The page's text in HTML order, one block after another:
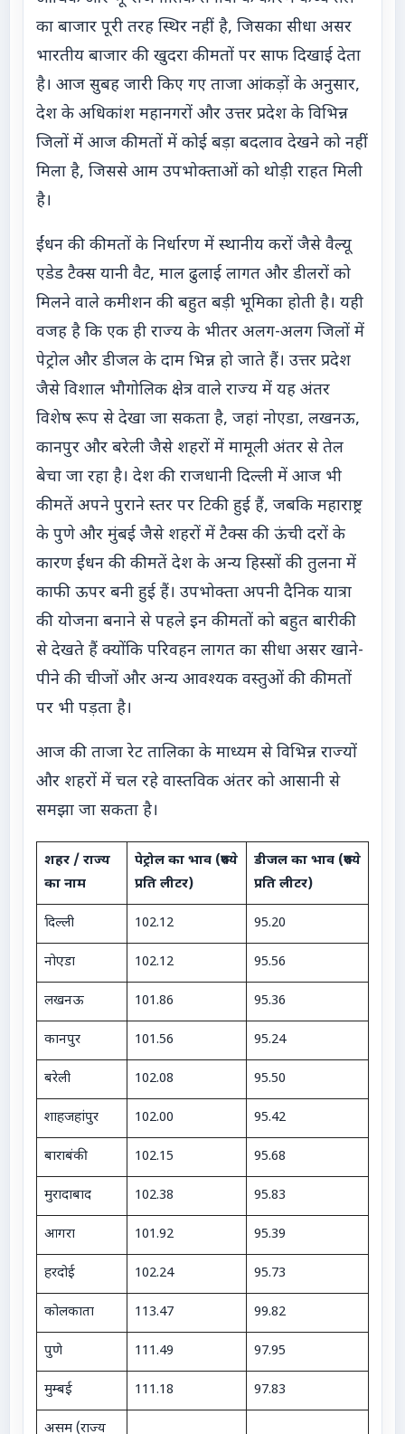
का बाजार पूरी तरह स्थिर नहीं है, जिसका सीधा असर
भारतीय बाजार की खुदरा कीमतों पर साफ दिखाई देता
है। आज सुबह जारी किए गए ताजा आंकड़ों के अनुसार,
देश के अधिकांश महानगरों और उत्तर प्रदेश के विभिन्न
जिलों में आज कीमतों में कोई बड़ा बदलाव देखने को नहीं
मिला है, जिससे आम उपभोक्ताओं को थोड़ी राहत मिली
है।
ईंधन की कीमतों के निर्धारण में स्थानीय करों जैसे वैल्यू
एडेड टैक्स यानी वैट, माल ढुलाई लागत और डीलरों को
मिलने वाले कमीशन की बहुत बड़ी भूमिका होती है। यही
वजह है कि एक ही राज्य के भीतर अलग-अलग जिलों में
पेट्रोल और डीजल के दाम भिन्न हो जाते हैं। उत्तर प्रदेश
जैसे विशाल भौगोलिक क्षेत्र वाले राज्य में यह अंतर
विशेष रूप से देखा जा सकता है, जहां नोएडा, लखनऊ,
कानपुर और बरेली जैसे शहरों में मामूली अंतर से तेल
बेचा जा रहा है। देश की राजधानी दिल्ली में आज भी
कीमतें अपने पुराने स्तर पर टिकी हुई हैं, जबकि महाराष्ट्र
के पुणे और मुंबई जैसे शहरों में टैक्स की ऊंची दरों के
कारण ईंधन की कीमतें देश के अन्य हिस्सों की तुलना में
काफी ऊपर बनी हुई हैं। उपभोक्ता अपनी दैनिक यात्रा
की योजना बनाने से पहले इन कीमतों को बहुत बारीकी
से देखते हैं क्योंकि परिवहन लागत का सीधा असर खाने-
पीने की चीजों और अन्य आवश्यक वस्तुओं की कीमतों
पर भी पड़ता है।
आज की ताजा रेट तालिका के माध्यम से विभिन्न राज्यों
और शहरों में चल रहे वास्तविक अंतर को आसानी से
समझा जा सकता है।
शहर / राज्य
का नाम
पेट्रोल का भाव (रुपये
प्रति लीटर)
डीजल का भाव (रुपये
प्रति लीटर)
दिल्ली 102.12 95.20
नोएडा 102.12 95.56
लखनऊ 101.86 95.36
कानपुर 101.56 95.24
बरेली 102.08 95.50
शाहजहांपुर 102.00 95.42
बाराबंकी 102.15 95.68
मुरादाबाद 102.38 95.83
आगरा 101.92 95.39
हरदोई 102.24 95.73
कोलकाता 113.47 99.82
पुणे 111.49 97.95
मुम्बई 111.18 97.83
असम (राज्य